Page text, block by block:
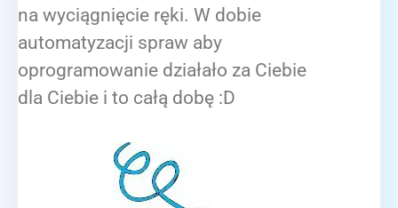
na wyciągnięcie ręki. W dobie
automatyzacji spraw aby
oprogramowanie działało za Ciebie
dla Ciebie i to całą dobę :D